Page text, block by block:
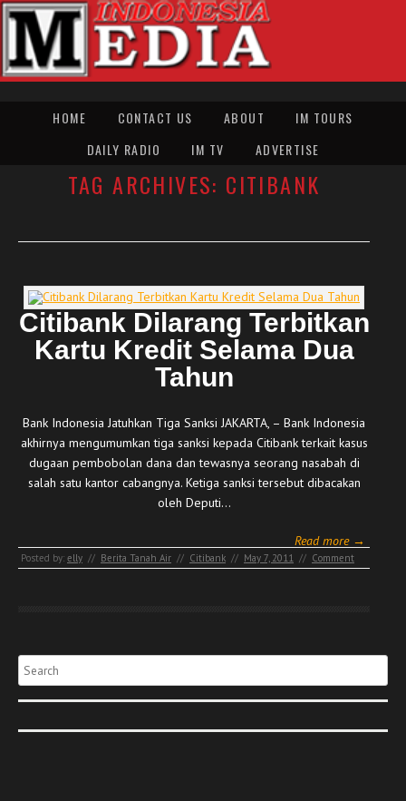
HOME CONTACT US ABOUT
IM TOURS
DAILY RADIO
IM TV ADVERTISE
TAG ARCHIVES: CITIBANK
Citibank Dilarang Terbitkan
Kartu Kredit Selama Dua
Tahun
Bank Indonesia Jatuhkan Tiga Sanksi JAKARTA, – Bank Indonesia
akhirnya mengumumkan tiga sanksi kepada Citibank terkait kasus
dugaan pembobolan dana dan tewasnya seorang nasabah di
salah satu kantor cabangnya. Ketiga sanksi tersebut dibacakan
oleh Deputi…
Read more →
Posted by: elly // Berita Tanah Air // Citibank // May 7, 2011 // Comment
Search